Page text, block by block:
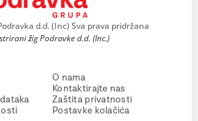
d.d. (Inc) Sva prava pridržana
žig Podravke d.d. (Inc.)
O nama
Kontaktirajte nas
Zaštita privatnosti
Postavke kolačića